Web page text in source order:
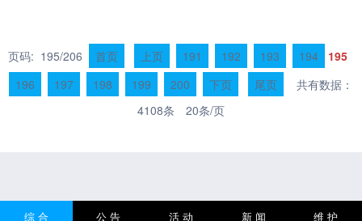
页码: 195/206 首页 上页 191 192 193 194
195
196
197 198 199 200 下页 尾页
共有数据：
4108条 20条/页
综 合 公 告 活 动 新 闻 维 护